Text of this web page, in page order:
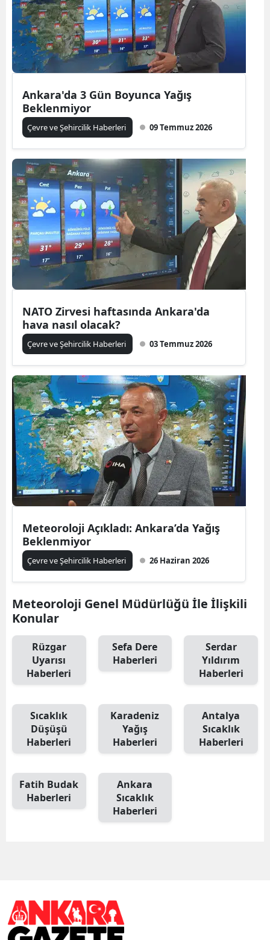
Ankara'da 3 Gün Boyunca Yağış
Beklenmiyor
Çevre ve Şehircilik Haberleri 09 Temmuz 2026
NATO Zirvesi haftasında Ankara'da
hava nasıl olacak?
Çevre ve Şehircilik Haberleri 03 Temmuz 2026
Meteoroloji Açıkladı: Ankara’da Yağış
Beklenmiyor
Çevre ve Şehircilik Haberleri 26 Haziran 2026
Meteoroloji Genel Müdürlüğü İle İlişkili
Konular
Rüzgar
Uyarısı
Haberleri
Sefa Dere
Haberleri
Serdar
Yıldırım
Haberleri
Sıcaklık
Düşüşü
Haberleri
Karadeniz
Yağış
Haberleri
Antalya
Sıcaklık
Haberleri
Fatih Budak
Haberleri
Ankara
Sıcaklık
Haberleri